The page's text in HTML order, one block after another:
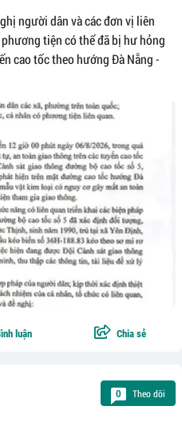
người dân và các đơn vị liên
tiện có thể đã bị hư hỏng
cao tốc theo hướng Đà Nẵng -
luận Chia sẻ
0 Theo dõi